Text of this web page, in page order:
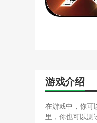
游戏介绍
在游戏中，你可
里，你也可以测